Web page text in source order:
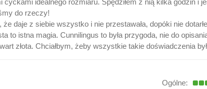
idealnego rozmiaru. Spędziłem z nią kilka godzin i
do rzeczy!
daje z siebie wszystko i nie przestawała, dopóki nie
to istna magia. Cunnilingus to była przygoda, nie do
złota. Chciałbym, żeby wszystkie takie doświadczenia
Ogólne: